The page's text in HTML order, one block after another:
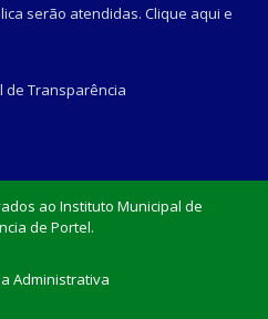
serão atendidas. Clique aqui e
de Transparência
ao Instituto Municipal de
de Portel.
Administrativa